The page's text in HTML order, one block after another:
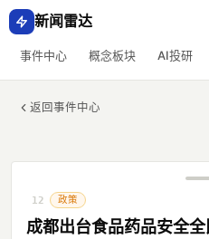
新闻雷达
事件中心 概念板块 AI投研
返回事件中心
12 政策
成都出台食品药品安全